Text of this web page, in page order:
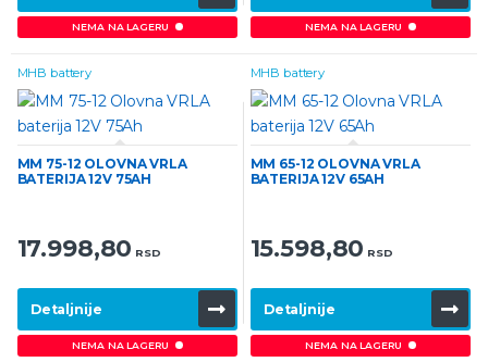
NEMA NA LAGERU NEMA NA LAGERU
MHB battery
MM 75-12 OLOVNA VRLA
BATERIJA 12V 75AH
17.998,80 RSD
Detaljnije
NEMA NA LAGERU
MHB battery
MM 65-12 OLOVNA VRLA
BATERIJA 12V 65AH
15.598,80 RSD
Detaljnije
NEMA NA LAGERU